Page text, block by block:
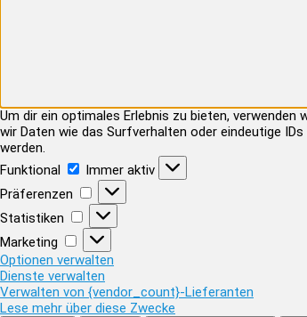
Um dir ein optimales Erlebnis zu bieten,
wir Daten wie das Surfverhalten oder eindeutige
werden.
Funktional
Funktional
Immer aktiv
Präferenzen
Präferenzen
Statistiken
Statistiken
Marketing
Marketing
Optionen verwalten
Dienste verwalten
Verwalten von {vendor_count}-Lieferanten
Lese mehr über diese Zwecke